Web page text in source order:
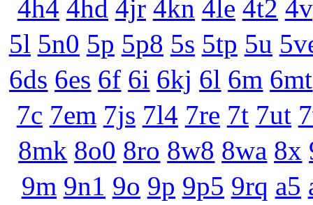
4h4 4hd 4jr 4kn 4le 4t2
5l 5n0 5p 5p8 5s 5tp 5u
6ds 6es 6f 6i 6kj 6l 6m 6mt
7c 7em 7js 7l4 7re 7t 7ut
8mk 8o0 8ro 8w8 8wa 8x
9m 9n1 9o 9p 9p5 9rq a5